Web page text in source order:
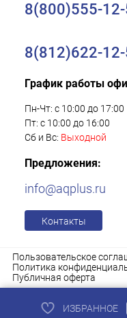
8(800)555-12-
8(812)622-12-
График работы
Пн-Чт: с 10:00 до 17:00
Пт: с 10:00 до 16:00
Сб и Вс: Выходной
Предложения:
info@aqplus.ru
Контакты
Пользовательское
Политика
Публичная оферта
ИЗБРАННОЕ